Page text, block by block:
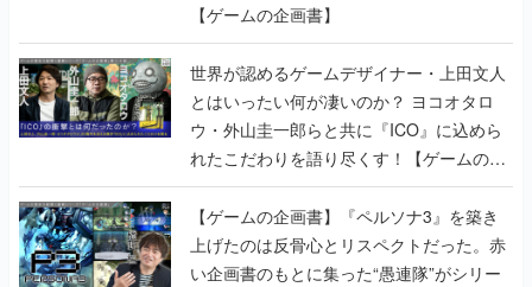
【ゲームの企画書】
世界が認めるゲームデザイナー・上田文人
とはいったい何が凄いのか？ ヨコオタロ
ウ・外山圭一郎らと共に『ICO』に込めら
れたこだわりを語り尽くす！【ゲームの企
画書】
【ゲームの企画書】『ペルソナ3』を築き
上げたのは反骨心とリスペクトだった。赤
い企画書のもとに集った“愚連隊”がシリー